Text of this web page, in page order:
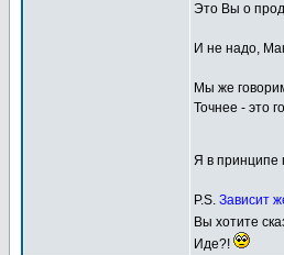
Это Вы о
И не надо,
Мы же
Точнее - это
Я в принципе
P.S. Зависит
Вы хотите
Иде?!